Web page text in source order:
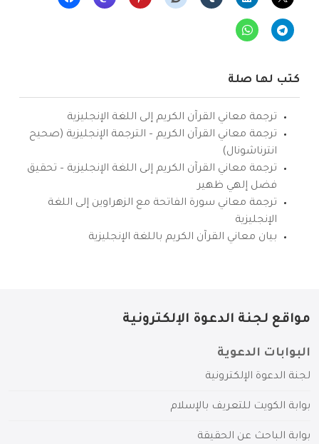
كتب لها صلة
ترجمة معاني القرآن الكريم إلى اللغة الإنجليزية
ترجمة معاني القرآن الكريم – الترجمة الإنجليزية (صحيح
انترناشونال)
ترجمة معاني القرآن الكريم إلى اللغة الإنجليزية – تحقيق
فضل إلهي ظهير
ترجمة معاني سورة الفاتحة مع الزهراوين إلى اللغة
الإنجليزية
بيان معاني القرآن الكريم باللغة الإنجليزية
مواقع لجنة الدعوة الإلكترونية
البوابات الدعوية
لجنة الدعوة الإلكترونية
بوابة الكويت للتعريف بالإسلام
بوابة الباحث عن الحقيقة